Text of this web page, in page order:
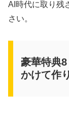
AI時代に取り残
さい。
豪華特典
かけて作